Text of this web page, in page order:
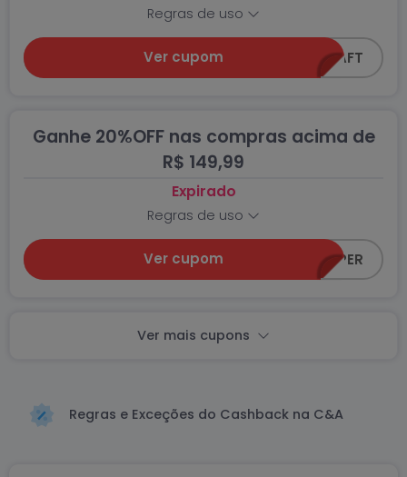
Regras de uso
Ver cupom 5OFF-CEAFT
Ganhe 20%OFF nas compras acima de
R$ 149,99
Expirado
Regras de uso
Ver cupom CEA-SUPER
Ver mais cupons
Regras e Exceções do Cashback na C&A